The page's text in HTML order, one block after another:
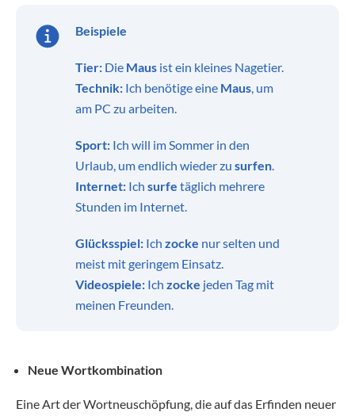
Beispiele
Tier: Die Maus ist ein kleines Nagetier.
Technik: Ich benötige eine Maus, um
am PC zu arbeiten.
Sport: Ich will im Sommer in den
Urlaub, um endlich wieder zu surfen.
Internet: Ich surfe täglich mehrere
Stunden im Internet.
Glücksspiel: Ich zocke nur selten und
meist mit geringem Einsatz.
Videospiele: Ich zocke jeden Tag mit
meinen Freunden.
Neue Wortkombination
Eine Art der Wortneuschöpfung, die auf das Erfinden neuer